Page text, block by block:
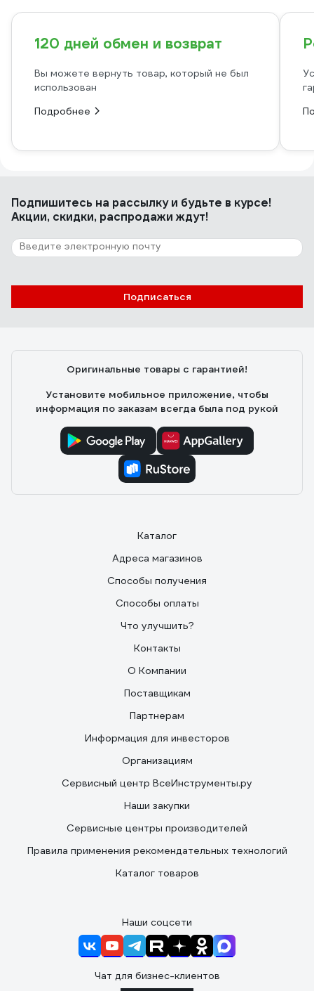
120 дней обмен и возврат
Вы можете вернуть товар, который не был
использован
Подробнее
Подпишитесь на рассылкуи будьте в курсе!
Акции, скидки, распродажи ждут!
Подписаться
Оригинальные товары с гарантией!
Установите мобильное приложение, чтобы
информация по заказам всегда была под рукой
Каталог
Адреса магазинов
Способы получения
Способы оплаты
Что улучшить?
Контакты
О Компании
Поставщикам
Партнерам
Информация для инвесторов
Организациям
Сервисный центр ВсеИнструменты.ру
Наши закупки
Сервисные центры производителей
Правила применения рекомендательных технологий
Каталог товаров
Наши соцсети
Чат для бизнес-клиентов